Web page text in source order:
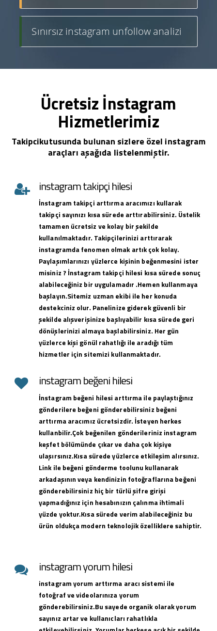
Sınırsız instagram unfollow analizi
Ücretsiz İnstagram
Hizmetlerimiz
Takipcikutusunda bulunan sizlere özel instagram
araçları aşağıda listelenmiştir.
instagram takipçi hilesi
İnstagram takipçi arttırma aracımızı kullarak
takipçi sayınızı kısa sürede arttırabilirsiniz. Üstelik
tamamen ücretsiz ve kolay bir şekilde
kullanılmaktadır. Takipçilerinizi arttırarak
instagramda fenomen olmak artık çok kolay.
Paylaşımlarınızı yüzlerce kişinin beğenmesini ister
misiniz ? İnstagram takipçi hilesi kısa sürede sonuç
alabileceğiniz bir uygulamadır .Hemen kullanmaya
başlayın.Sitemiz uzman ekibi ile her konuda
destekciniz olur. Panelinize giderek güvenli bir
şekilde alışverişinize başlıyabilir kısa sürede geri
dönüşlerinizi almaya başlabilirsiniz. Her gün
yüzlerce kişi gönül rahatlığı ile aradığı tüm
hizmetler için sitemizi kullanmaktadır.
instagram beğeni hilesi
İnstagram beğeni hilesi arttırma ile paylaştığınız
gönderilere beğeni gönderebilirsiniz beğeni
arttırma aracımız ücretsizdir. İsteyen herkes
kullanbilir.Çok beğenilen gönderileriniz instagram
keşfet bölümünde çıkar ve daha çok kişiye
ulaşırsınız.Kısa sürede yüzlerce etkileşim alırsınız.
Link ile beğeni gönderme toolunu kullanarak
arkadaşının veya kendinizin fotoğraflarına beğeni
gönderebilirsiniz hiç bir türlü şifre girişi
yapmadığınız için hesabınızın çalınma ihtimali
yüzde yoktur.Kısa sürede verim alabileceğiniz bu
ürün oldukça modern teknolojik özelliklere sahiptir.
instagram yorum hilesi
instagram yorum arttırma aracı sistemi ile
fotoğraf ve videolarınıza yorum
gönderebilirsiniz.Bu sayede organik olarak yorum
sayınız artar ve kullanıcları rahatlıkla